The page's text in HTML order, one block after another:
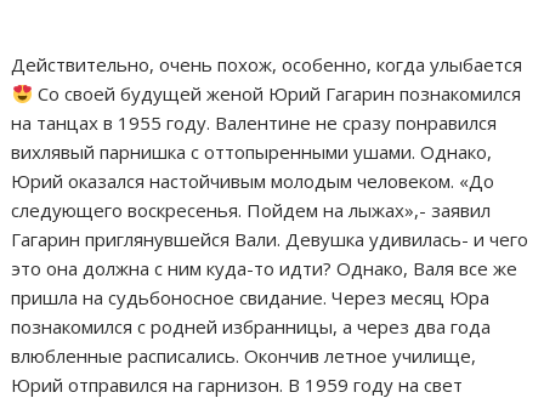
Действительно, очень похож, особенно, когда улыбается
Со своей будущей женой Юрий Гагарин познакомился
на танцах в 1955 году. Валентине не сразу понравился
вихлявый парнишка с оттопыренными ушами. Однако,
Юрий оказался настойчивым молодым человеком. «До
следующего воскресенья. Пойдем на лыжах»,- заявил
Гагарин приглянувшейся Вали. Девушка удивилась- и чего
это она должна с ним куда-то идти? Однако, Валя все же
пришла на судьбоносное свидание. Через месяц Юра
познакомился с родней избранницы, а через два года
влюбленные расписались. Окончив летное училище,
Юрий отправился на гарнизон. В 1959 году на свет